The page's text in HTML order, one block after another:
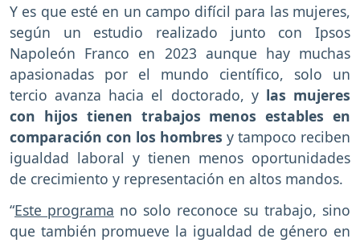
Y es que esté en un campo difícil para las mujeres,
según un estudio realizado junto con Ipsos
Napoleón Franco en 2023 aunque hay muchas
apasionadas por el mundo científico, solo un
tercio avanza hacia el doctorado, y las mujeres
con hijos tienen trabajos menos estables en
comparación con los hombres y tampoco reciben
igualdad laboral y tienen menos oportunidades
de crecimiento y representación en altos mandos.
“Este programa no solo reconoce su trabajo, sino
que también promueve la igualdad de género en